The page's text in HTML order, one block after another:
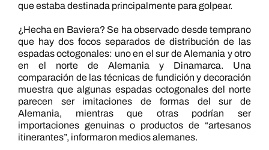
que estaba destinada principalmente para golpear.
¿Hecha en Baviera? Se ha observado desde temprano
que hay dos focos separados de distribución de las
espadas octogonales: uno en el sur de Alemania y otro
en el norte de Alemania y Dinamarca. Una
comparación de las técnicas de fundición y decoración
muestra que algunas espadas octogonales del norte
parecen ser imitaciones de formas del sur de
Alemania, mientras que otras podrían ser
importaciones genuinas o productos de “artesanos
itinerantes”, informaron medios alemanes.